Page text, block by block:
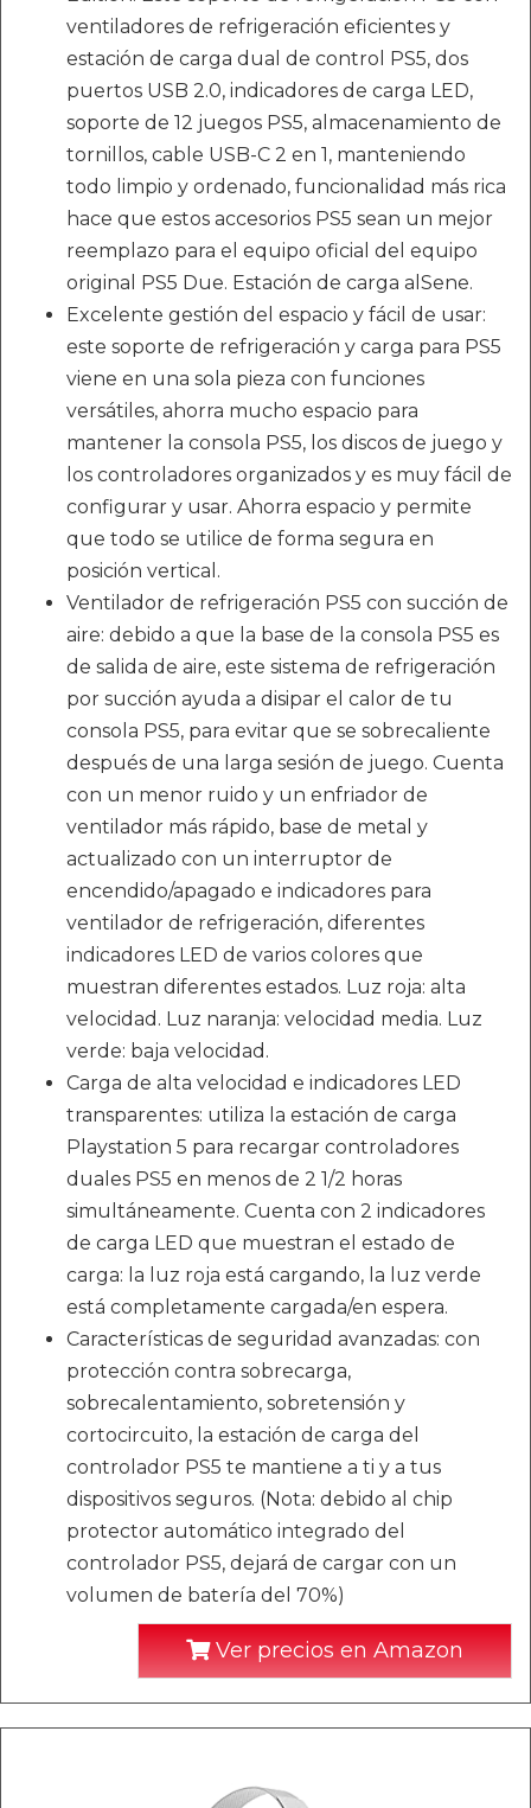
ventiladores de refrigeración eficientes y
estación de carga dual de control PS5, dos
puertos USB 2.0, indicadores de carga LED,
soporte de 12 juegos PS5, almacenamiento de
tornillos, cable USB-C 2 en 1, manteniendo
todo limpio y ordenado, funcionalidad más rica
hace que estos accesorios PS5 sean un mejor
reemplazo para el equipo oficial del equipo
original PS5 Due. Estación de carga alSene.
Excelente gestión del espacio y fácil de usar:
este soporte de refrigeración y carga para PS5
viene en una sola pieza con funciones
versátiles, ahorra mucho espacio para
mantener la consola PS5, los discos de juego y
los controladores organizados y es muy fácil de
configurar y usar. Ahorra espacio y permite
que todo se utilice de forma segura en
posición vertical.
Ventilador de refrigeración PS5 con succión de
aire: debido a que la base de la consola PS5 es
de salida de aire, este sistema de refrigeración
por succión ayuda a disipar el calor de tu
consola PS5, para evitar que se sobrecaliente
después de una larga sesión de juego. Cuenta
con un menor ruido y un enfriador de
ventilador más rápido, base de metal y
actualizado con un interruptor de
encendido/apagado e indicadores para
ventilador de refrigeración, diferentes
indicadores LED de varios colores que
muestran diferentes estados. Luz roja: alta
velocidad. Luz naranja: velocidad media. Luz
verde: baja velocidad.
Carga de alta velocidad e indicadores LED
transparentes: utiliza la estación de carga
Playstation 5 para recargar controladores
duales PS5 en menos de 2 1/2 horas
simultáneamente. Cuenta con 2 indicadores
de carga LED que muestran el estado de
carga: la luz roja está cargando, la luz verde
está completamente cargada/en espera.
Características de seguridad avanzadas: con
protección contra sobrecarga,
sobrecalentamiento, sobretensión y
cortocircuito, la estación de carga del
controlador PS5 te mantiene a ti y a tus
dispositivos seguros. (Nota: debido al chip
protector automático integrado del
controlador PS5, dejará de cargar con un
volumen de batería del 70%)
Ver precios en Amazon